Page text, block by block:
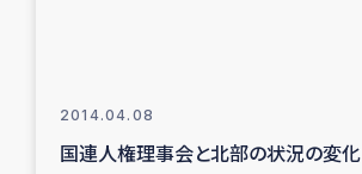
2014.04.08
国連人権理事会と北部の状況の変化